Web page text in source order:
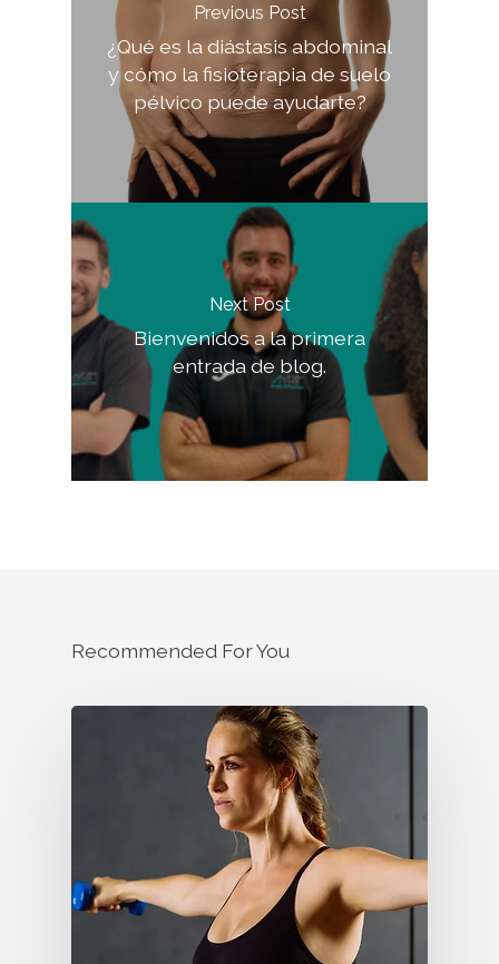
Previous Post
¿Qué es la diástasis abdominal
y cómo la fisioterapia de suelo
pélvico puede ayudarte?
Next Post
Bienvenidos a la primera
entrada de blog.
Recommended For You